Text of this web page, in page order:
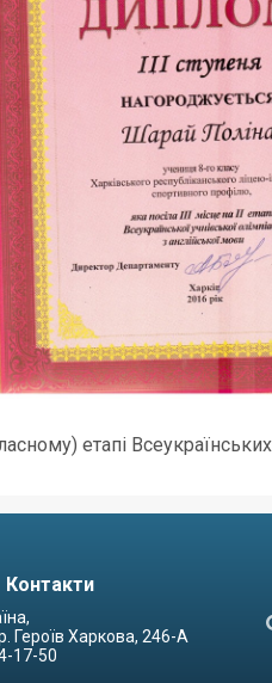
етапі Всеукраїнських
Контакти
Героїв Харкова, 246-А
17-50